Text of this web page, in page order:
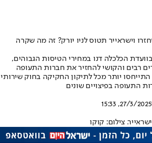
וישראייר תטוס לניו יורק? זה מה שקרה
הכלכלה דנו במחירי הטיסות הגבוהים,
רבים והקושי להחזיר את חברות התעופה
יותר מכל לתיקון החקיקה בחוק שירותי
התעופה בפיצויים שונים
27/3/2025, 15:33
צילום: קוקו